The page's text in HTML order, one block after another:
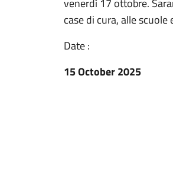
venerdì 17 ottobre.
case di cura, alle
Date :
15 October 2025